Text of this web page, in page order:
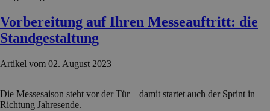
Vorbereitung auf Ihren Messeauftritt: die
Standgestaltung
Artikel vom 02. August 2023
Die Messesaison steht vor der Tür – damit startet auch der Sprint in
Richtung Jahresende.